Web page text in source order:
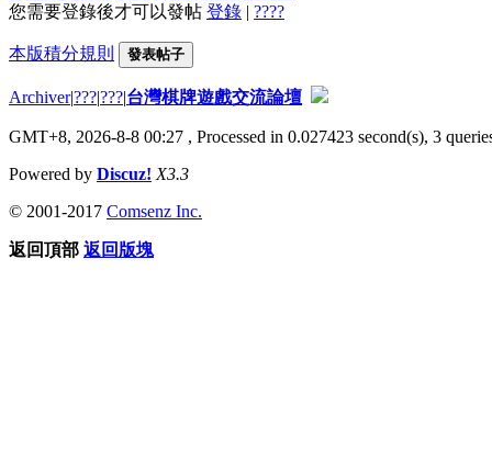
您需要登錄後才可以發帖 登錄 | ????
本版積分規則 發表帖子
Archiver|???|???|台灣棋牌遊戲交流論壇
GMT+8, 2026-8-8 00:27 , Processed in 0.027423 second(s), 3
Powered by Discuz! X3.3
© 2001-2017 Comsenz Inc.
返回頂部 返回版塊